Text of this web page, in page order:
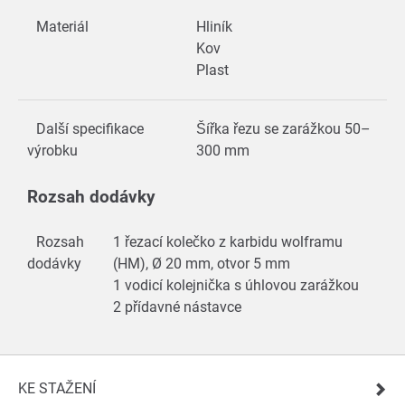
Materiál
Hliník
Kov
Plast
Další specifikace
výrobku
Šířka řezu se zarážkou 50–
300 mm
Rozsah dodávky
Rozsah
dodávky
1 řezací kolečko z karbidu wolframu
(HM), Ø 20 mm, otvor 5 mm
1 vodicí kolejnička s úhlovou zarážkou
2 přídavné nástavce
KE STAŽENÍ